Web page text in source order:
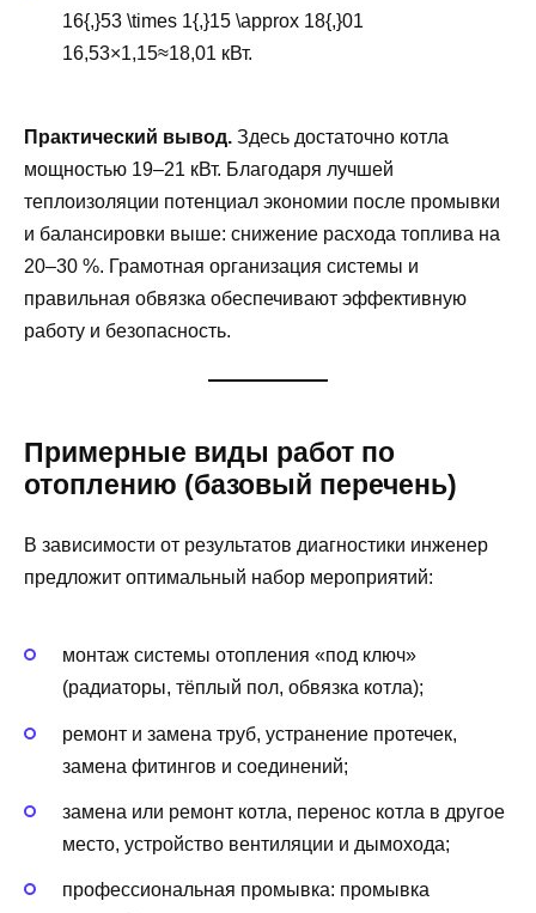
16{,}53 \times 1{,}15 \approx 18{,}01
16,53×1,15≈18,01 кВт.
Практический вывод. Здесь достаточно котла
мощностью 19–21 кВт. Благодаря лучшей
теплоизоляции потенциал экономии после промывки
и балансировки выше: снижение расхода топлива на
20–30 %. Грамотная организация системы и
правильная обвязка обеспечивают эффективную
работу и безопасность.
Примерные виды работ по
отоплению (базовый перечень)
В зависимости от результатов диагностики инженер
предложит оптимальный набор мероприятий:
монтаж системы отопления «под ключ»
(радиаторы, тёплый пол, обвязка котла);
ремонт и замена труб, устранение протечек,
замена фитингов и соединений;
замена или ремонт котла, перенос котла в другое
место, устройство вентиляции и дымохода;
профессиональная промывка: промывка